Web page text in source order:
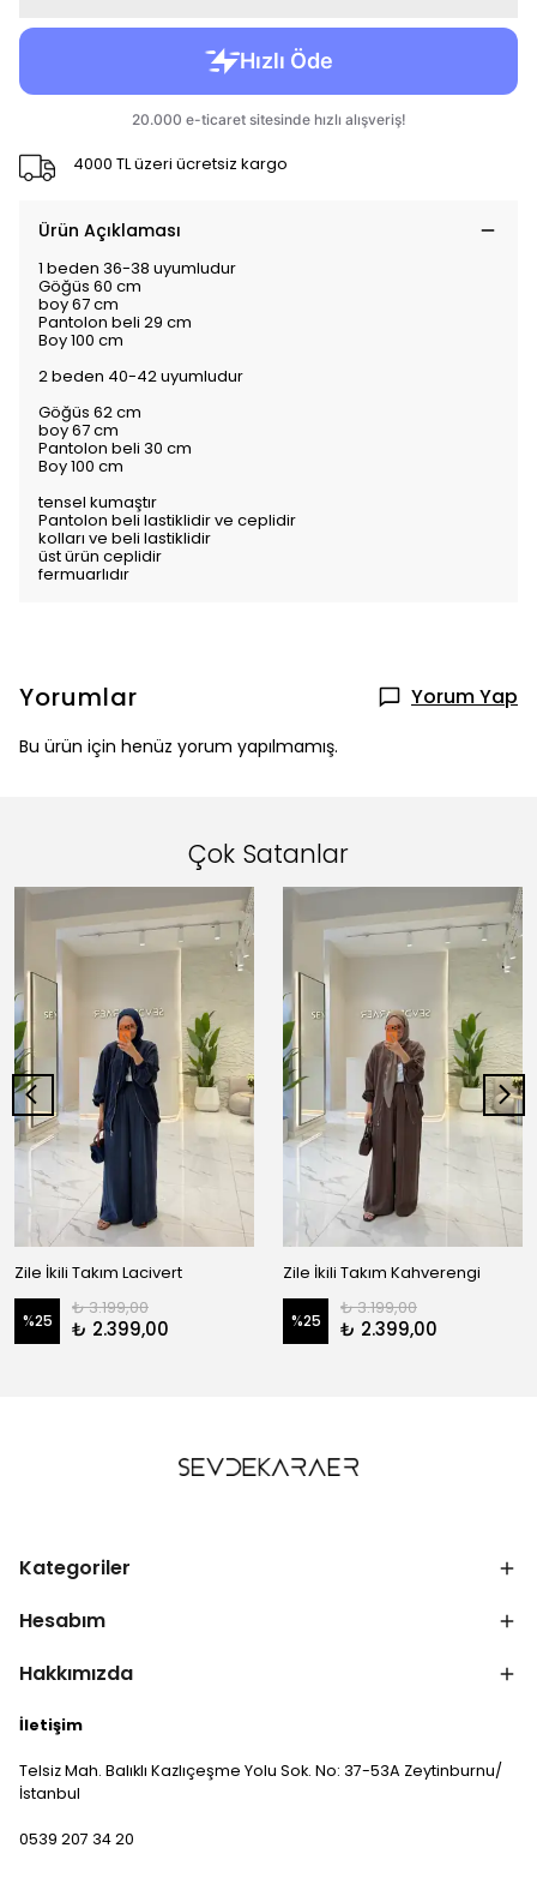
4000 TL üzeri ücretsiz kargo
Ürün Açıklaması
1 beden 36-38 uyumludur
Göğüs 60 cm
boy 67 cm
Pantolon beli 29 cm
Boy 100 cm
2 beden 40-42 uyumludur
Göğüs 62 cm
boy 67 cm
Pantolon beli 30 cm
Boy 100 cm
tensel kumaştır
Pantolon beli lastiklidir ve ceplidir
kolları ve beli lastiklidir
üst ürün ceplidir
fermuarlıdır
Yorumlar Yorum Yap
Bu ürün için henüz yorum yapılmamış.
Çok Satanlar
Zile İkili Takım Lacivert
%25
₺ 3.199,00
₺ 2.399,00
Zile İkili Takım Kahverengi
%25
₺ 3.199,00
₺ 2.399,00
Kategoriler
Hesabım
Hakkımızda
İletişim
Telsiz Mah. Balıklı Kazlıçeşme Yolu Sok. No: 37-53A Zeytinburnu/
İstanbul
0539 207 34 20